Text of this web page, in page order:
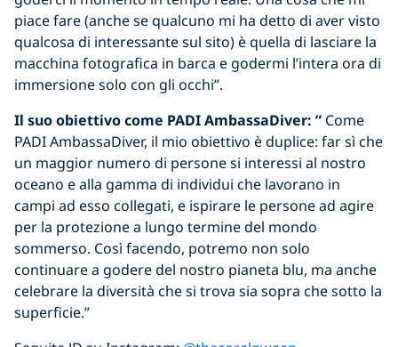
piace fare (anche se qualcuno mi ha detto di aver visto
qualcosa di interessante sul sito) è quella di lasciare la
macchina fotografica in barca e godermi l’intera ora di
immersione solo con gli occhi”.
Il suo obiettivo come PADI AmbassaDiver: ” Come
PADI AmbassaDiver, il mio obiettivo è duplice: far sì che
un maggior numero di persone si interessi al nostro
oceano e alla gamma di individui che lavorano in
campi ad esso collegati, e ispirare le persone ad agire
per la protezione a lungo termine del mondo
sommerso. Così facendo, potremo non solo
continuare a godere del nostro pianeta blu, ma anche
celebrare la diversità che si trova sia sopra che sotto la
superficie.”